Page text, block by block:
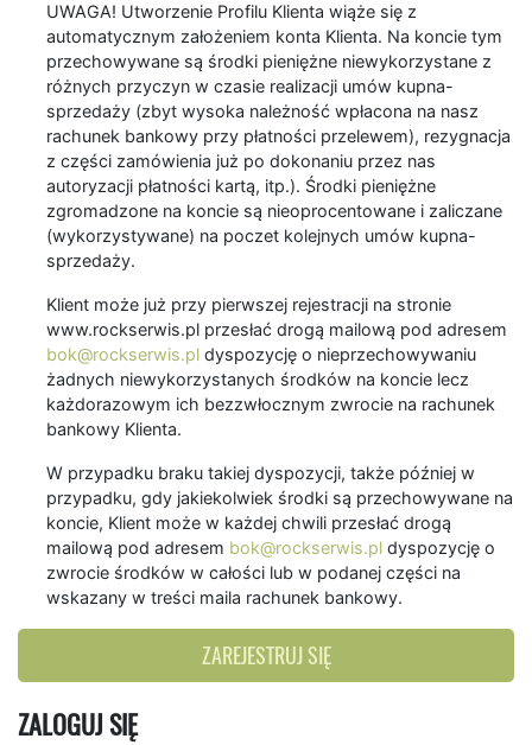
UWAGA! Utworzenie Profilu Klienta wiąże się z
automatycznym założeniem konta Klienta. Na koncie tym
przechowywane są środki pieniężne niewykorzystane z
różnych przyczyn w czasie realizacji umów kupna-
sprzedaży (zbyt wysoka należność wpłacona na nasz
rachunek bankowy przy płatności przelewem), rezygnacja
z części zamówienia już po dokonaniu przez nas
autoryzacji płatności kartą, itp.). Środki pieniężne
zgromadzone na koncie są nieoprocentowane i zaliczane
(wykorzystywane) na poczet kolejnych umów kupna-
sprzedaży.
Klient może już przy pierwszej rejestracji na stronie
www.rockserwis.pl przesłać drogą mailową pod adresem
bok@rockserwis.pl dyspozycję o nieprzechowywaniu
żadnych niewykorzystanych środków na koncie lecz
każdorazowym ich bezzwłocznym zwrocie na rachunek
bankowy Klienta.
W przypadku braku takiej dyspozycji, także później w
przypadku, gdy jakiekolwiek środki są przechowywane na
koncie, Klient może w każdej chwili przesłać drogą
mailową pod adresem bok@rockserwis.pl dyspozycję o
zwrocie środków w całości lub w podanej części na
wskazany w treści maila rachunek bankowy.
ZAREJESTRUJ SIĘ
ZALOGUJ SIĘ